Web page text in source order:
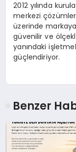
2012 yılında
merkezi
üzerinde
güvenilir ve
yanındaki
güçlendiriyor.
Benzer